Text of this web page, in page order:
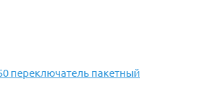
переключатель пакетный